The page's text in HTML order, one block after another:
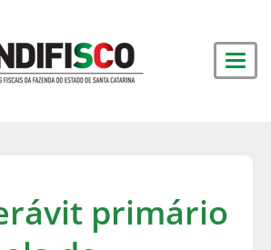
primário